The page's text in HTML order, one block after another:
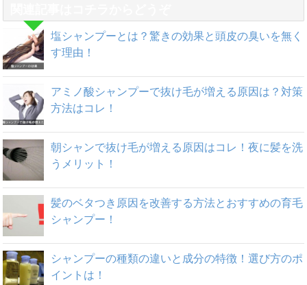
塩シャンプーとは？驚きの効果と頭皮の臭いを無く
す理由！
アミノ酸シャンプーで抜け毛が増える原因は？対策
方法はコレ！
朝シャンで抜け毛が増える原因はコレ！夜に髪を洗
うメリット！
髪のベタつき原因を改善する方法とおすすめの育毛
シャンプー！
シャンプーの種類の違いと成分の特徴！選び方のポ
イントは！